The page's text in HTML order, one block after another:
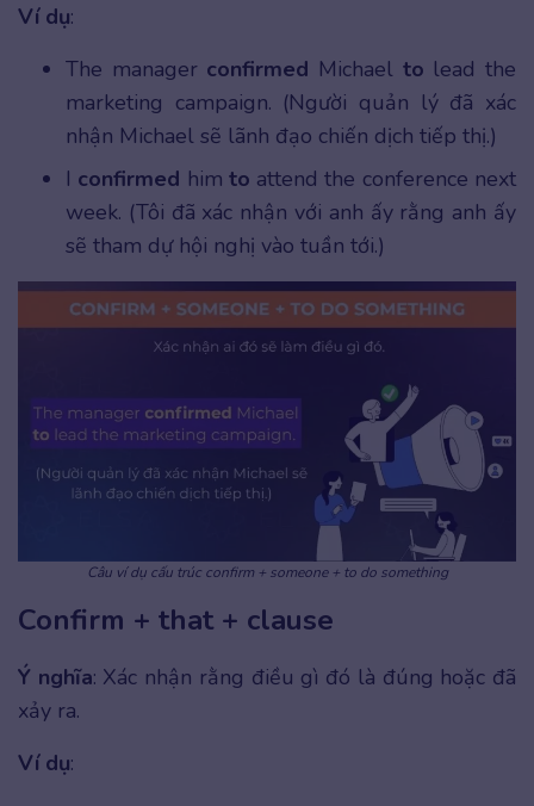
Ví dụ:
The manager confirmed Michael to lead the
marketing campaign. (Người quản lý đã xác
nhận Michael sẽ lãnh đạo chiến dịch tiếp thị.)
I confirmed him to attend the conference next
week. (Tôi đã xác nhận với anh ấy rằng anh ấy
sẽ tham dự hội nghị vào tuần tới.)
Câu ví dụ cấu trúc confirm + someone + to do something
Confirm + that + clause
Ý nghĩa: Xác nhận rằng điều gì đó là đúng hoặc đã
xảy ra.
Ví dụ: